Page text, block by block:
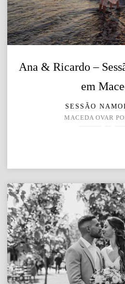
Ana & Ricardo –
em
SESSÃO
MACEDA OVAR